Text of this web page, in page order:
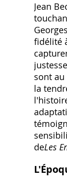
Jean
fidélité
sont
la
deLes